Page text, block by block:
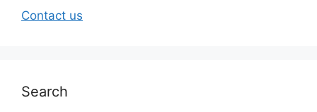
Contact us
Search